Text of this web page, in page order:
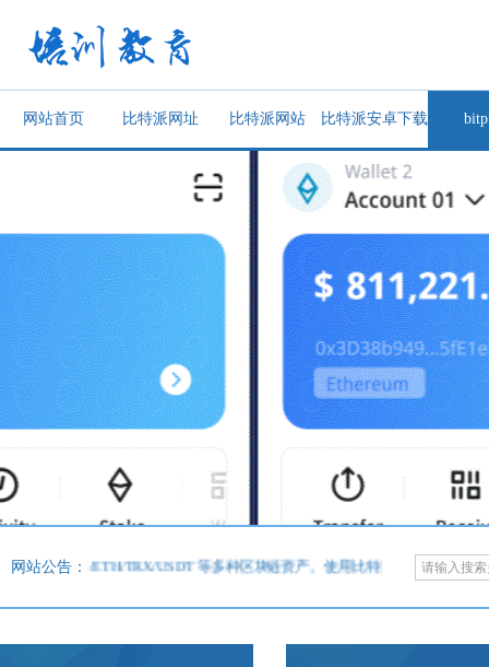
网站首页 比特派网址 比特派网站 比特派安卓下载
网站公告：
持BTC/ETH/TRX/USDT 等多种区块链资产。使用比特派，用户可以在方